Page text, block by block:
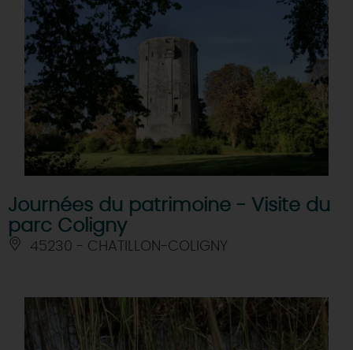
Journées du patrimoine - Visite du
parc Coligny
45230 - CHATILLON-COLIGNY